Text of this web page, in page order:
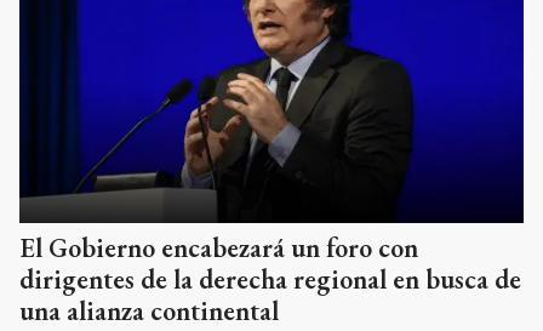
El Gobierno encabezará un foro con
dirigentes de la derecha regional en busca de
una alianza continental